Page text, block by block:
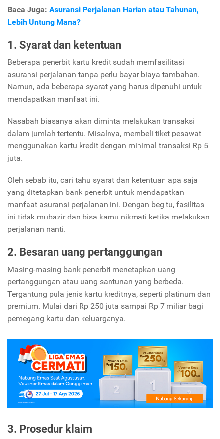
Baca Juga: Asuransi Perjalanan Harian atau Tahunan,
Lebih Untung Mana?
1. Syarat dan ketentuan
Beberapa penerbit kartu kredit sudah memfasilitasi
asuransi perjalanan tanpa perlu bayar biaya tambahan.
Namun, ada beberapa syarat yang harus dipenuhi untuk
mendapatkan manfaat ini.
Nasabah biasanya akan diminta melakukan transaksi
dalam jumlah tertentu. Misalnya, membeli tiket pesawat
menggunakan kartu kredit dengan minimal transaksi Rp 5
juta.
Oleh sebab itu, cari tahu syarat dan ketentuan apa saja
yang ditetapkan bank penerbit untuk mendapatkan
manfaat asuransi perjalanan ini. Dengan begitu, fasilitas
ini tidak mubazir dan bisa kamu nikmati ketika melakukan
perjalanan nanti.
2. Besaran uang pertanggungan
Masing-masing bank penerbit menetapkan uang
pertanggungan atau uang santunan yang berbeda.
Tergantung pula jenis kartu kreditnya, seperti platinum dan
premium. Mulai dari Rp 250 juta sampai Rp 7 miliar bagi
pemegang kartu dan keluarganya.
3. Prosedur klaim